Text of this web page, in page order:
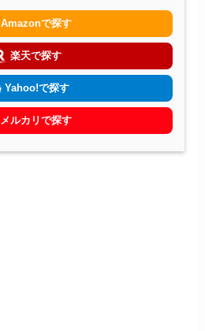
Amazonで探す
楽天で探す
Yahoo!で探す
メルカリで探す